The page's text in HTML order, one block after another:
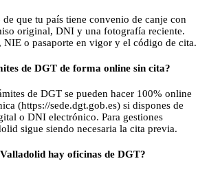
de que tu país tiene convenio de canje con
original, DNI y una fotografía reciente.
o pasaporte en vigor y el código de cita.
de DGT de forma online sin cita?
de DGT se pueden hacer 100% online
(https://sede.dgt.gob.es) si dispones de
o DNI electrónico. Para gestiones
sigue siendo necesaria la cita previa.
hay oficinas de DGT?